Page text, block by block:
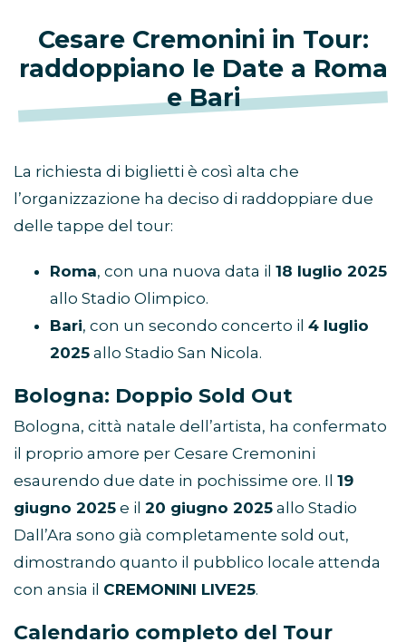
Cesare Cremonini in Tour:
raddoppiano le Date a Roma
e Bari
La richiesta di biglietti è così alta che
l’organizzazione ha deciso di raddoppiare due
delle tappe del tour:
Roma, con una nuova data il 18 luglio 2025
allo Stadio Olimpico.
Bari, con un secondo concerto il 4 luglio
2025 allo Stadio San Nicola.
Bologna: Doppio Sold Out
Bologna, città natale dell’artista, ha confermato
il proprio amore per Cesare Cremonini
esaurendo due date in pochissime ore. Il 19
giugno 2025 e il 20 giugno 2025 allo Stadio
Dall’Ara sono già completamente sold out,
dimostrando quanto il pubblico locale attenda
con ansia il CREMONINI LIVE25.
Calendario completo del Tour